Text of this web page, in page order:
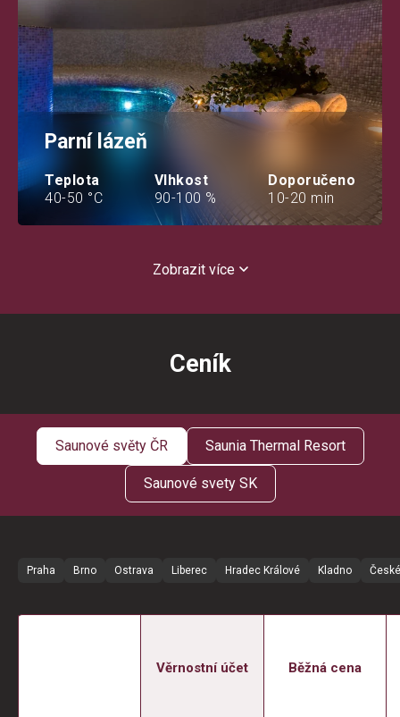
Parní lázeň
Teplota
40-50 °C
Vlhkost
90-100 %
Doporučeno
10-20 min
Zobrazit více
Ceník
Saunové světy ČR Saunia Thermal Resort
Saunové svety SK
Praha Brno Ostrava Liberec Hradec Králové Kladno
Věrnostní účet Běžná cena